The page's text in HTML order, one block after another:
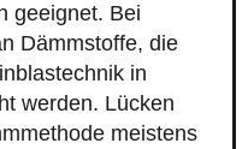
geeignet. Bei
Dämmstoffe, die
in
werden. Lücken
meistens